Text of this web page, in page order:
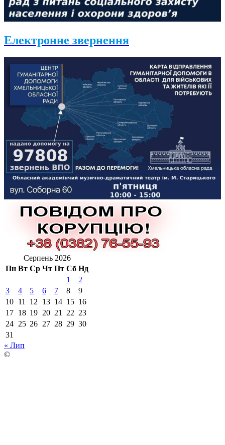
Електронне звернення
Серпень 2026
Пн Вт Ср Чт Пт Сб Нд
1
2
3
4 5 6 7 8
9
10 11 12 13 14 15 16
17 18 19 20 21 22 23
24 25 26 27 28 29 30
31
« Лип
©